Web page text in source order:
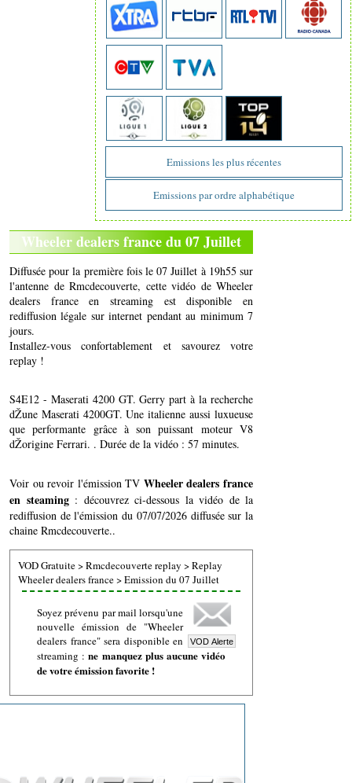
Emissions les plus récentes
Emissions par ordre alphabétique
Wheeler dealers france du 07 Juillet
Diffusée pour la première fois le 07 Juillet à 19h55 sur
l'antenne de Rmcdecouverte, cette vidéo de Wheeler
dealers france en streaming est disponible en
rediffusion légale sur internet pendant au minimum 7
jours.
Installez-vous confortablement et savourez votre
replay !
S4E12 - Maserati 4200 GT. Gerry part à la recherche
dŽune Maserati 4200GT. Une italienne aussi luxueuse
que performante grâce à son puissant moteur V8
dŽorigine Ferrari. . Durée de la vidéo : 57 minutes.
Voir ou revoir l'émission TV Wheeler dealers france
en steaming: découvrez ci-dessous la vidéo de la
rediffusion de l'émission du 07/07/2026 diffusée sur la
chaine Rmcdecouverte..
VOD Gratuite>Rmcdecouverte replay >Replay
Wheeler dealers france>Emission du 07 Juillet
Soyez prévenu par mail lorsqu'une
nouvelle émission de "Wheeler
dealers france" sera disponible en
streaming :ne manquez plus aucune vidéo
de votre émission favorite !